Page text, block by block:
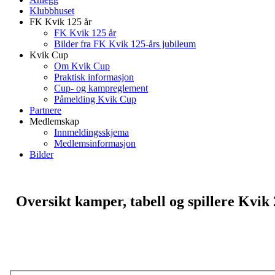
Klubbhuset
FK Kvik 125 år
FK Kvik 125 år
Bilder fra FK Kvik 125-års jubileum
Kvik Cup
Om Kvik Cup
Praktisk informasjon
Cup- og kampreglement
Påmelding Kvik Cup
Partnere
Medlemskap
Innmeldingsskjema
Medlemsinformasjon
Bilder
Oversikt kamper, tabell og spillere Kvik